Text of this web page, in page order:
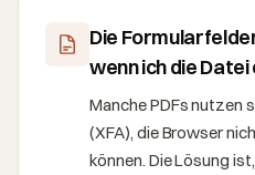
Die
wenn ich die
Manche PDFs nutzen
(XFA), die Browser
können. Die Lösung